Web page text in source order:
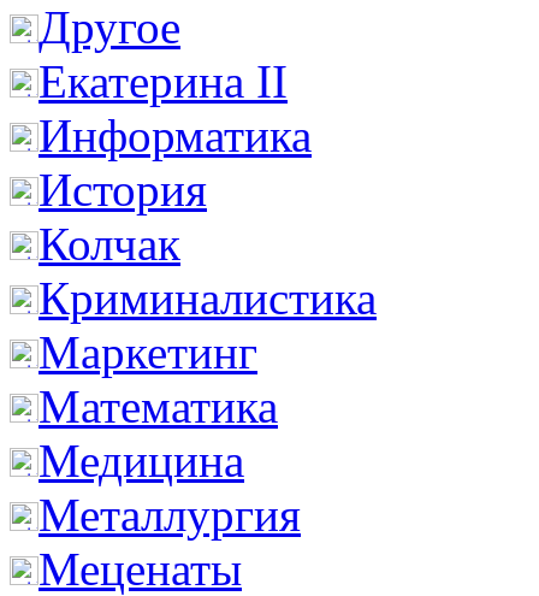
Другое
Екатерина II
Информатика
История
Колчак
Криминалистика
Маркетинг
Математика
Медицина
Металлургия
Меценаты